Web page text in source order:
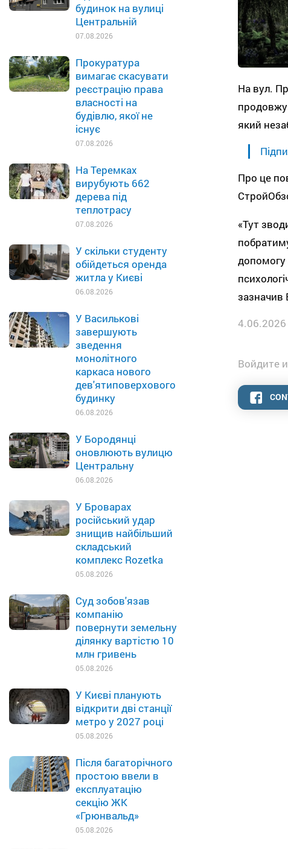
будинок на вулиці
Центральній
07.08.2026
Прокуратура
вимагає скасувати
реєстрацію права
власності на
будівлю, якої не
існує
07.08.2026
На Теремках
вирубують 662
дерева під
теплотрасу
07.08.2026
У скільки студенту
обійдеться оренда
житла у Києві
06.08.2026
У Василькові
завершують
зведення
монолітного
каркаса нового
дев'ятиповерхового
будинку
06.08.2026
У Бородянці
оновлюють вулицю
Центральну
06.08.2026
У Броварах
російський удар
знищив найбільший
складський
комплекс Rozetka
05.08.2026
Суд зобов'язав
компанію
повернути земельну
ділянку вартістю 10
млн гривень
05.08.2026
У Києві планують
відкрити дві станції
метро у 2027 році
05.08.2026
Після багаторічного
простою ввели в
експлуатацію
секцію ЖК
«Грюнвальд»
05.08.2026
На вул.
який
Про це
«Тут
допомогу
зазначив
4.06.2026
Войдите